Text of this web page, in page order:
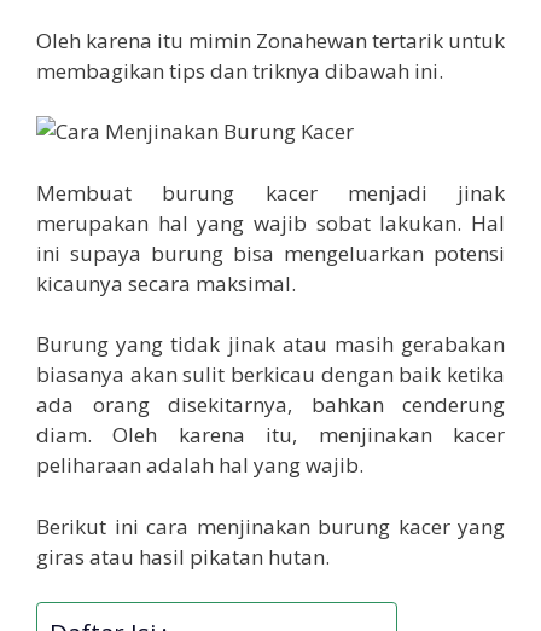
Oleh karena itu mimin Zonahewan tertarik untuk
membagikan tips dan triknya dibawah ini.
Membuat burung kacer menjadi jinak
merupakan hal yang wajib sobat lakukan. Hal
ini supaya burung bisa mengeluarkan potensi
kicaunya secara maksimal.
Burung yang tidak jinak atau masih gerabakan
biasanya akan sulit berkicau dengan baik ketika
ada orang disekitarnya, bahkan cenderung
diam. Oleh karena itu, menjinakan kacer
peliharaan adalah hal yang wajib.
Berikut ini cara menjinakan burung kacer yang
giras atau hasil pikatan hutan.